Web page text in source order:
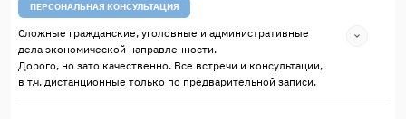
ПЕРСОНАЛЬНАЯ КОНСУЛЬТАЦИЯ
Сложные гражданские, уголовные и административные
дела экономической направленности.
Дорого, но зато качественно. Все встречи и консультации,
в т.ч. дистанционные только по предварительной записи.